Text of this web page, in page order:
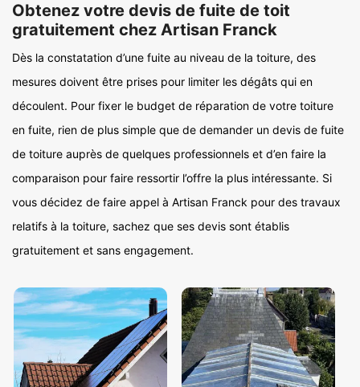
Obtenez votre devis de fuite de toit
gratuitement chez Artisan Franck
Dès la constatation d’une fuite au niveau de la toiture, des
mesures doivent être prises pour limiter les dégâts qui en
découlent. Pour fixer le budget de réparation de votre toiture
en fuite, rien de plus simple que de demander un devis de fuite
de toiture auprès de quelques professionnels et d’en faire la
comparaison pour faire ressortir l’offre la plus intéressante. Si
vous décidez de faire appel à Artisan Franck pour des travaux
relatifs à la toiture, sachez que ses devis sont établis
gratuitement et sans engagement.